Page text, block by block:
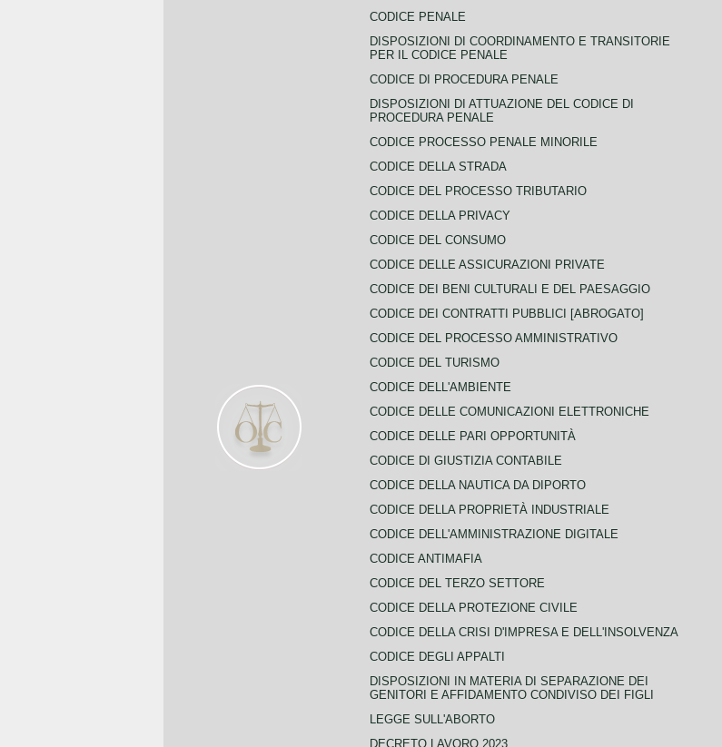
CODICE PENALE
DISPOSIZIONI DI COORDINAMENTO E TRANSITORIE
PER IL CODICE PENALE
CODICE DI PROCEDURA PENALE
DISPOSIZIONI DI ATTUAZIONE DEL CODICE DI
PROCEDURA PENALE
CODICE PROCESSO PENALE MINORILE
CODICE DELLA STRADA
CODICE DEL PROCESSO TRIBUTARIO
CODICE DELLA PRIVACY
CODICE DEL CONSUMO
CODICE DELLE ASSICURAZIONI PRIVATE
CODICE DEI BENI CULTURALI E DEL PAESAGGIO
CODICE DEI CONTRATTI PUBBLICI [ABROGATO]
CODICE DEL PROCESSO AMMINISTRATIVO
CODICE DEL TURISMO
CODICE DELL'AMBIENTE
CODICE DELLE COMUNICAZIONI ELETTRONICHE
CODICE DELLE PARI OPPORTUNITÀ
CODICE DI GIUSTIZIA CONTABILE
CODICE DELLA NAUTICA DA DIPORTO
CODICE DELLA PROPRIETÀ INDUSTRIALE
CODICE DELL'AMMINISTRAZIONE DIGITALE
CODICE ANTIMAFIA
CODICE DEL TERZO SETTORE
CODICE DELLA PROTEZIONE CIVILE
CODICE DELLA CRISI D'IMPRESA E DELL'INSOLVENZA
CODICE DEGLI APPALTI
DISPOSIZIONI IN MATERIA DI SEPARAZIONE DEI
GENITORI E AFFIDAMENTO CONDIVISO DEI FIGLI
LEGGE SULL'ABORTO
DECRETO LAVORO 2023